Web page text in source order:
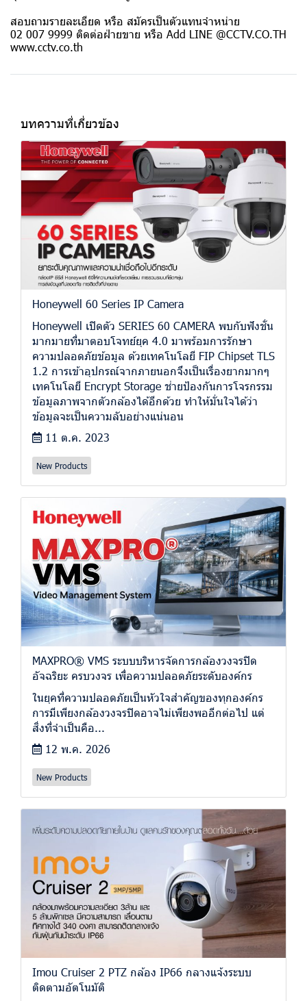
สอบถามรายละเอียด หรือ สมัครเป็นตัวแทนจำหน่าย
02 007 9999 ติดต่อฝ่ายขาย หรือ Add LINE @CCTV.CO.TH
www.cctv.co.th
บทความที่เกี่ยวข้อง
Honeywell 60 Series IP Camera
Honeywell เปิดตัว SERIES 60 CAMERA พบกับฟังชั่น
มากมายที่มาตอบโจทย์ยุค 4.0 มาพร้อมการรักษา
ความปลอดภัยข้อมูล ด้วยเทคโนโลยี FIP Chipset TLS
1.2 การเข้าอุปกรณ์จากภายนอกจึงเป็นเรื่องยากมากๆ
เทคโนโลยี Encrypt Storage ช่ายป้องกันการโจรกรรม
ข้อมูลภาพจากตัวกล้องได้อีกด้วย ทำให้มั่นใจได้ว่า
ข้อมูลจะเป็นความลับอย่างแน่นอน
11 ต.ค. 2023
New Products
MAXPRO® VMS ระบบบริหารจัดการกล้องวงจรปิด
อัจฉริยะ ครบวงจร เพื่อความปลอดภัยระดับองค์กร
ในยุคที่ความปลอดภัยเป็นหัวใจสำคัญของทุกองค์กร
การมีเพียงกล้องวงจรปิดอาจไม่เพียงพออีกต่อไป แต่
สิ่งที่จำเป็นคือ...
12 พ.ค. 2026
New Products
Imou Cruiser 2 PTZ กล้อง IP66 กลางแจ้งระบบ
ติดตามอัตโนมัติ